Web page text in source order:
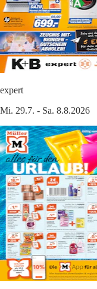
expert
Mi. 29.7. - Sa. 8.8.2026